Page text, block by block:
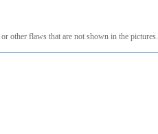
other flaws that are not shown in the pictures.